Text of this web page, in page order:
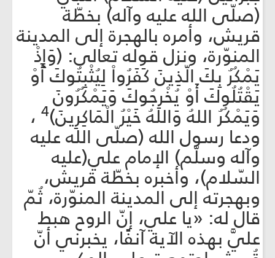
(صلّى الله عليه وآله) بخطّة
قريش، وأمره بالهجرة إلى المدينة
المنوّرة، ونزل قوله تعالى: (وَإِذْ
يَمْكُرُ بِكَ الّذِينَ كَفَرُواْ لِيُثْبِتُوكَ أَوْ
يَقْتُلُوكَ أَوْ يُخْرِجُوكَ وَيَمْكُرُونَ
وَيَمْكُرُ اللهُ وَاللهُ خَيْرُ الْمَاكِرِينَ)4 ،
ودعا رسول الله (صلّى الله عليه
وآله وسلّم) الإمام علي(عليه
السّلام)، وأخبره بخطّة قريش،
وبهجرته إلى المدينة المنوّرة، ثُمّ
قال له: «يا علي، إنّ الروح هبط
عليَّ بهذه الآية آنفًا، يخبرني أنّ